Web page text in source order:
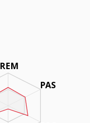
REM
PAS